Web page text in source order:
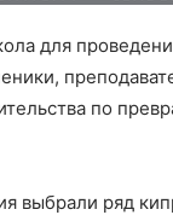
для
по
выбрали ряд